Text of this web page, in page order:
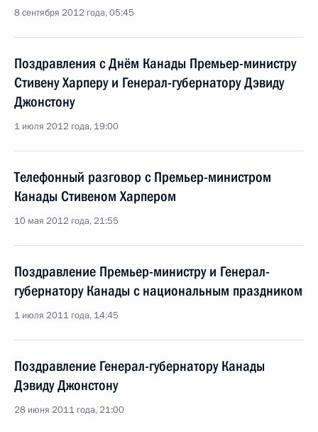
8 сентября 2012 года, 05:45
Поздравления с Днём Канады Премьер-министру
Стивену Харперу и Генерал-губернатору Дэвиду
Джонстону
1 июля 2012 года, 19:00
Телефонный разговор с Премьер-министром
Канады Стивеном Харпером
10 мая 2012 года, 21:55
Поздравление Премьер-министру и Генерал-
губернатору Канады с национальным праздником
1 июля 2011 года, 14:45
Поздравление Генерал-губернатору Канады
Дэвиду Джонстону
28 июня 2011 года, 21:00